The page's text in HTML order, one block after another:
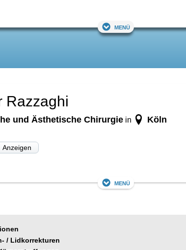
Menü
Razzaghi
und Ästhetische Chirurgie in Köln
Anzeigen
Menü
/ Lidkorrekturen